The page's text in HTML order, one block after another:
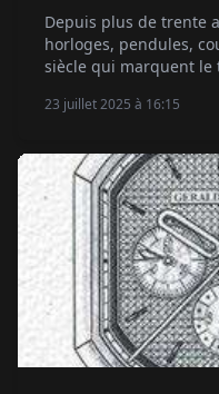
Depuis plus de trente
horloges, pendules,
siècle qui marquent le
23 juillet 2025 à 16:15